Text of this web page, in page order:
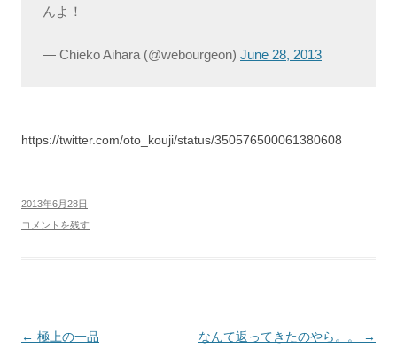
んよ！
— Chieko Aihara (@webourgeon) June 28, 2013
https://twitter.com/oto_kouji/status/350576500061380608
2013年6月28日
コメントを残す
投
← 極上の一品 なんて返ってきたのやら。。 →